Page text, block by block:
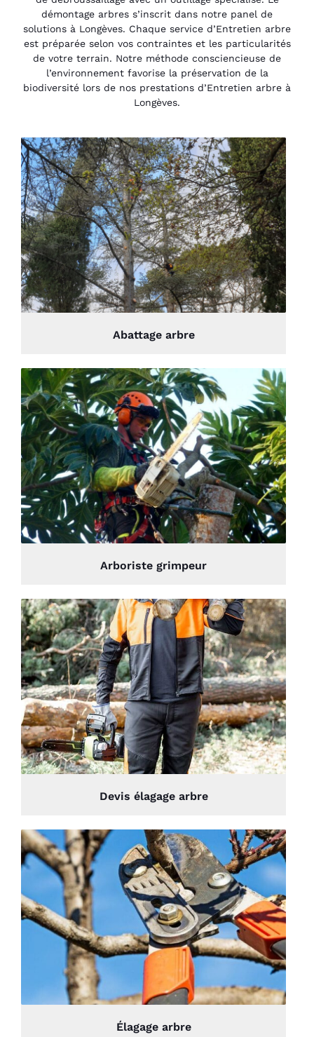
démontage arbres s’inscrit dans notre panel de
solutions à Longèves. Chaque service d’Entretien arbre
est préparée selon vos contraintes et les particularités
de votre terrain. Notre méthode consciencieuse de
l’environnement favorise la préservation de la
biodiversité lors de nos prestations d’Entretien arbre à
Longèves.
Abattage arbre
Arboriste grimpeur
Devis élagage arbre
Élagage arbre